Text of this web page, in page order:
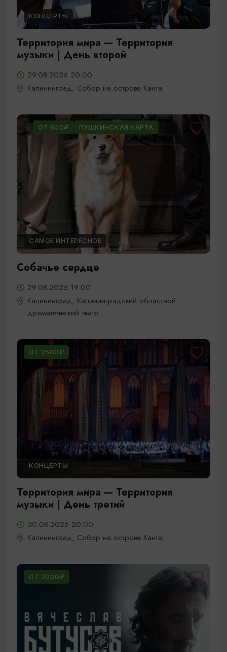
КОНЦЕРТЫ
Территория мира — Территория
музыки | День второй
29.08.2026 20:00
Калининград, Собор на острове Канта
ОТ 600₽ ПУШКИНСКАЯ КАРТА
САМОЕ ИНТЕРЕСНОЕ
Собачье сердце
29.08.2026 19:00
Калининград, Калининградский областной
драматический театр
ОТ 2500₽
КОНЦЕРТЫ
Территория мира — Территория
музыки | День третий
30.08.2026 20:00
Калининград, Собор на острове Канта
ОТ 2000₽